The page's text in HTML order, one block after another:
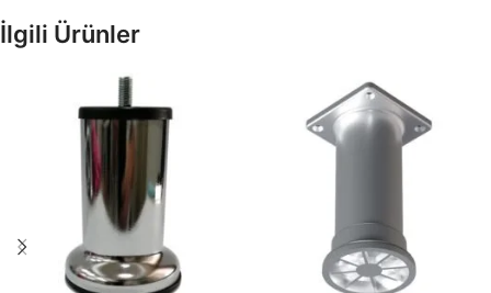
İlgili Ürünler